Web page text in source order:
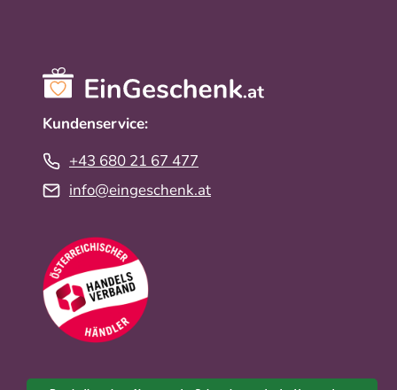
Kundenservice:
+43 680 21 67 477
info@eingeschenk.at